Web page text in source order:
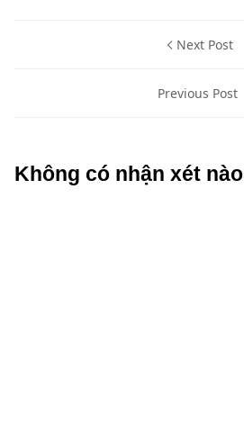
Next Post
Previous Post
Không có nhận xét nào